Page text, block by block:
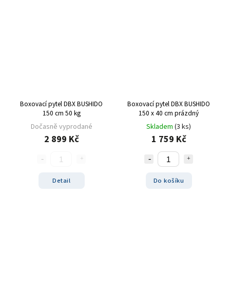
Boxovací pytel DBX BUSHIDO
150 cm 50 kg
Dočasně vyprodané
2 899 Kč
Detail
Boxovací pytel DBX BUSHIDO
150 x 40 cm prázdný
Skladem (3 ks)
1 759 Kč
Do košíku